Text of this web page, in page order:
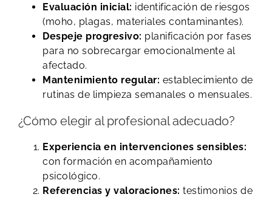
Evaluación inicial: identificación de riesgos
(moho, plagas, materiales contaminantes).
Despeje progresivo: planificación por fases
para no sobrecargar emocionalmente al
afectado.
Mantenimiento regular: establecimiento de
rutinas de limpieza semanales o mensuales.
¿Cómo elegir al profesional adecuado?
Experiencia en intervenciones sensibles:
con formación en acompañamiento
psicológico.
Referencias y valoraciones: testimonios de